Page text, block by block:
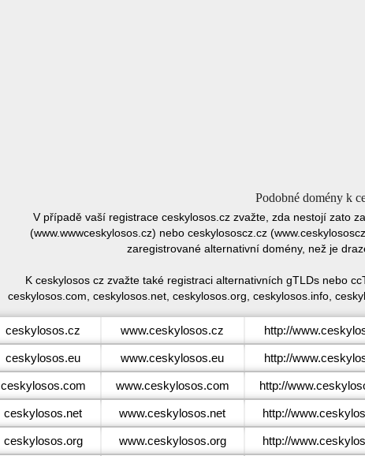
Podobné domény k
V případě vaší registrace ceskylosos.cz zvažte, zda nestojí zato
(www.wwwceskylosos.cz) nebo ceskylososcz.cz
zaregistrované alternativní domény, než je
K ceskylosos cz zvažte také registraci alternativních gTLDs nebo
ceskylosos.com, ceskylosos.net, ceskylosos.org, ceskylosos.info,
ceskylosos.cz www.ceskylosos.cz http://
ceskylosos.eu www.ceskylosos.eu http://
ceskylosos.com www.ceskylosos.com http://
ceskylosos.net www.ceskylosos.net http://
ceskylosos.org www.ceskylosos.org http://